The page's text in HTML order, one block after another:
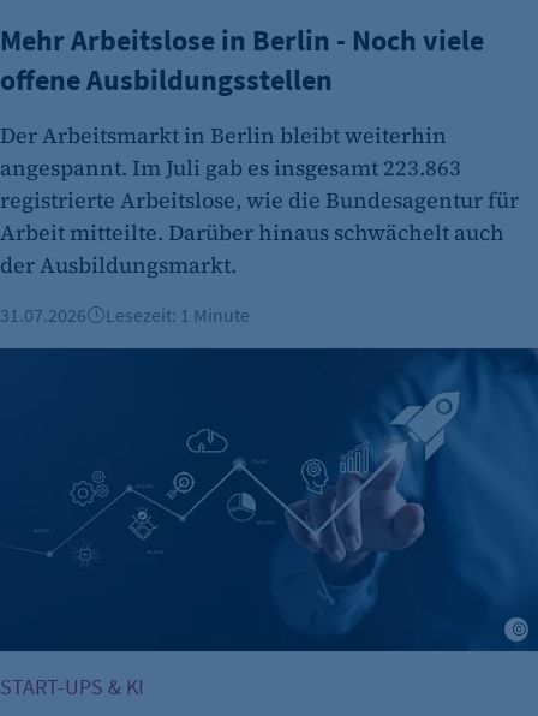
etracker GmbH
Zweck:
Cookie Laufzeit:
2 Jahre
etracker Analytics
et_allow_cookies
Es erlaubt eTracker Cookies zu setzen.
Cookie Laufzeit:
480 Tage
isSdEnabled
Anbieter:
Mehr Arbeitslose in Berlin - Noch viele
offene Ausbildungsstellen
Der Arbeitsmarkt in Berlin bleibt weiterhin
angespannt. Im Juli gab es insgesamt 223.863
registrierte Arbeitslose, wie die Bundesagentur für
Arbeit mitteilte. Darüber hinaus schwächelt auch
der Ausbildungsmarkt.
31.07.2026 Lesezeit: 1 Minute
Berliner KI-Startup telli sammelt 13,1 Millionen Euro ein
START-UPS & KI